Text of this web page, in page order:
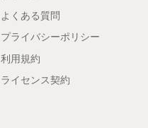
よくある質問
プライバシーポリシー
利用規約
ライセンス契約